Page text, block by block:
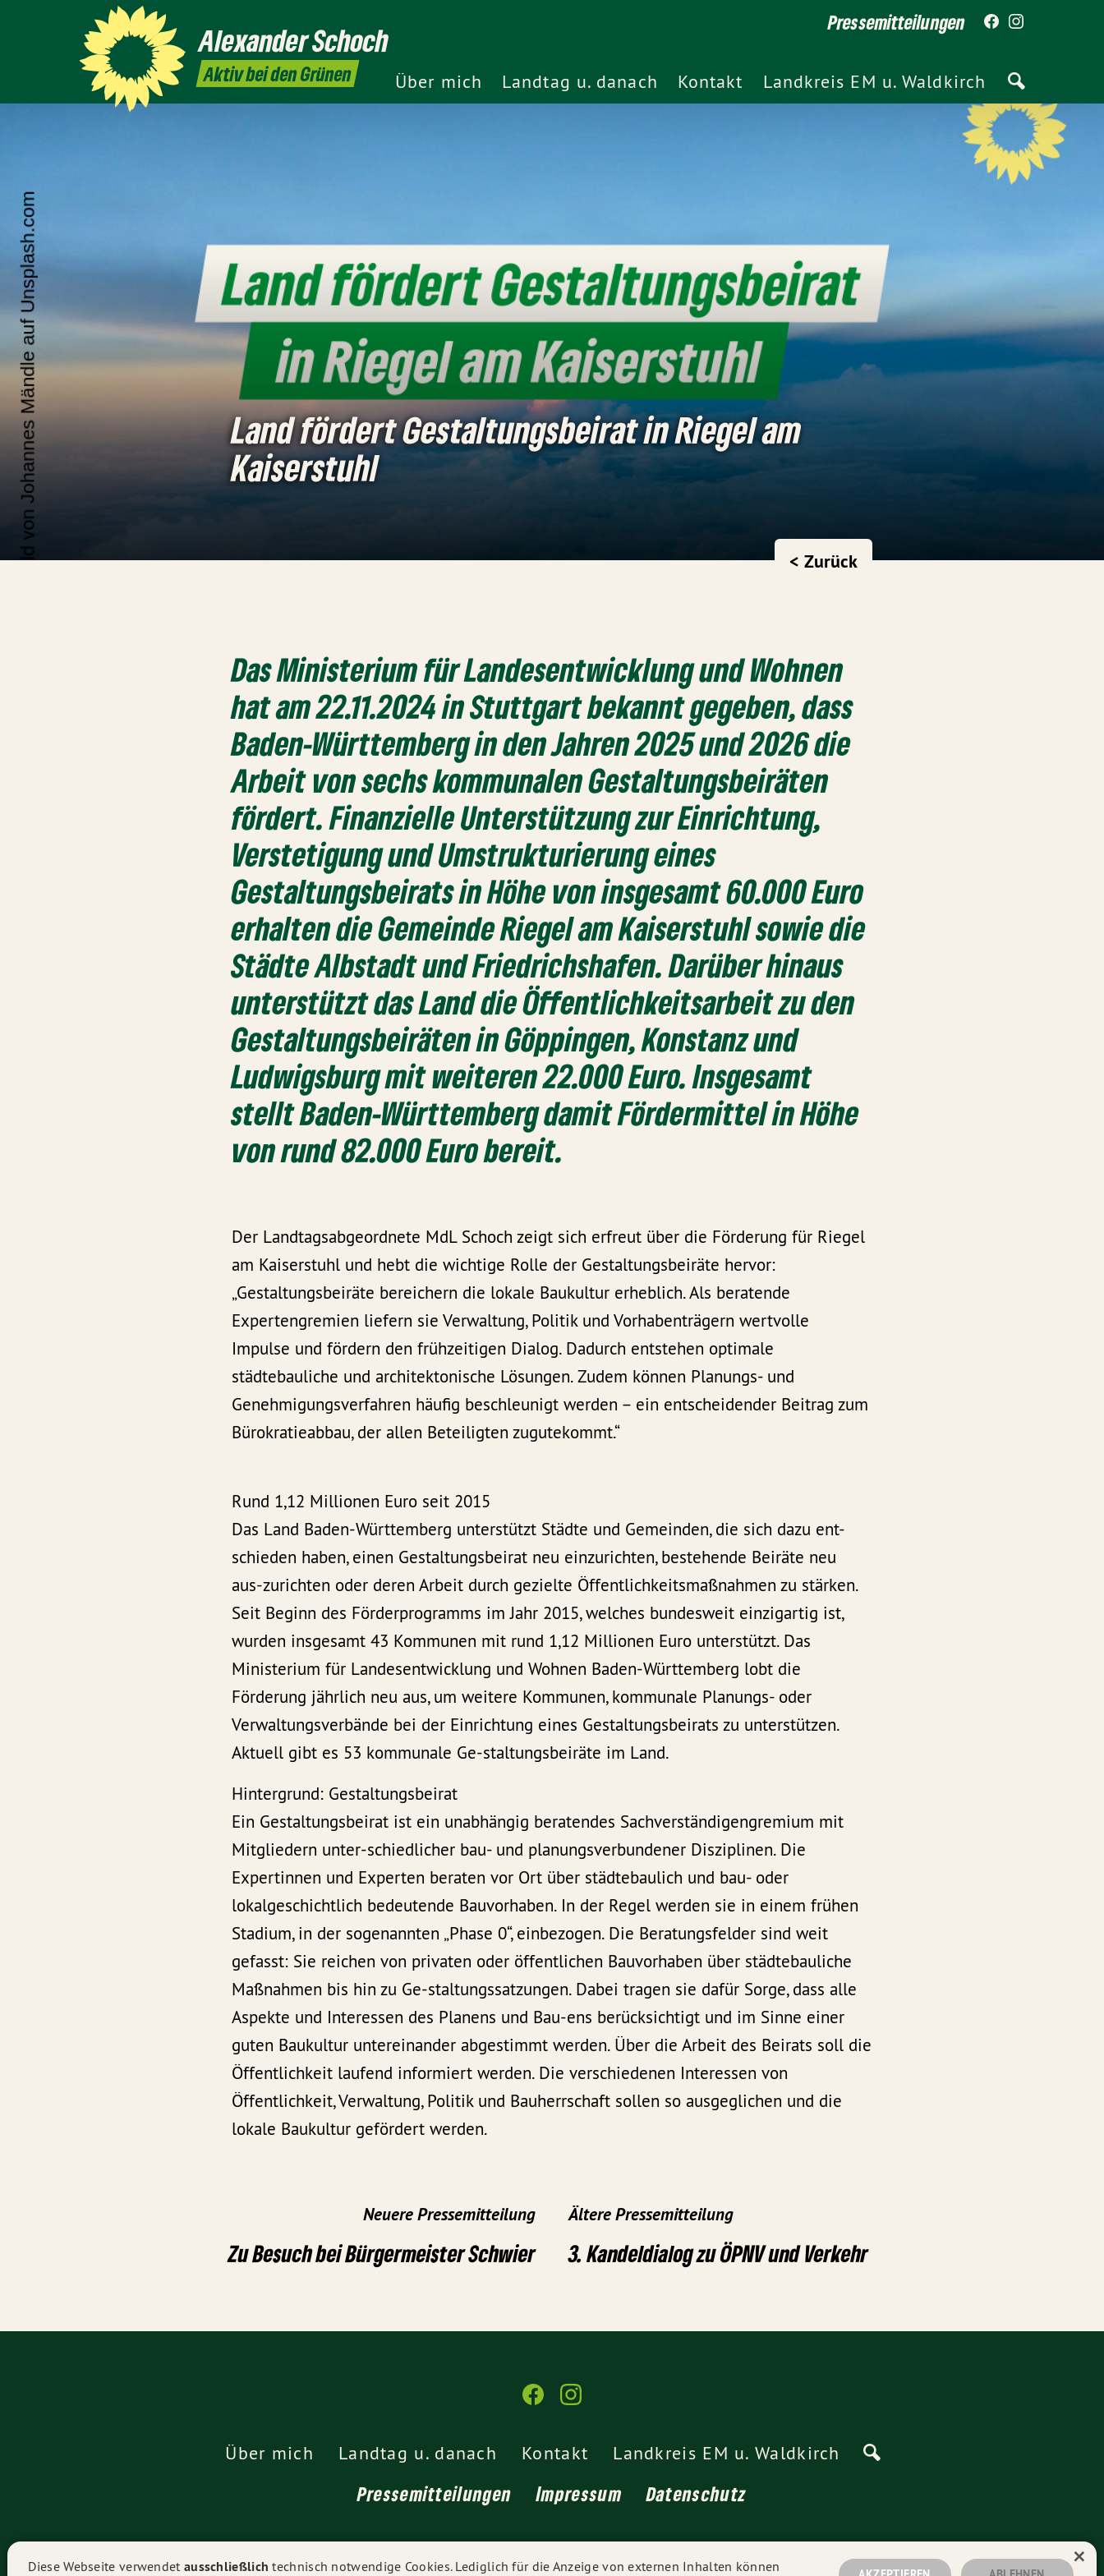
AlexanderSchoch
Aktiv bei den Grünen
Pressemitteilungen
Über mich Landtag u. danach Kontakt Landkreis EM u. Waldkirch
Land fördert Gestaltungsbeirat in Riegel am
Kaiserstuhl
< Zurück
Das Ministerium für Landesentwicklung und Wohnen
hat am 22.11.2024 in Stuttgart bekannt gegeben, dass
Baden-Württemberg in den Jahren 2025 und 2026 die
Arbeit von sechs kommunalen Gestaltungsbeiräten
fördert. Finanzielle Unterstützung zur Einrichtung,
Verstetigung und Umstrukturierung eines
Gestaltungsbeirats in Höhe von insgesamt 60.000 Euro
erhalten die Gemeinde Riegel am Kaiserstuhl sowie die
Städte Albstadt und Friedrichshafen. Darüber hinaus
unterstützt das Land die Öffentlichkeitsarbeit zu den
Gestaltungsbeiräten in Göppingen, Konstanz und
Ludwigsburg mit weiteren 22.000 Euro. Insgesamt
stellt Baden-Württemberg damit Fördermittel in Höhe
von rund 82.000 Euro bereit.
Der Landtagsabgeordnete MdL Schoch zeigt sich erfreut über die Förderung für Riegel
am Kaiserstuhl und hebt die wichtige Rolle der Gestaltungsbeiräte hervor:
„Gestaltungsbeiräte bereichern die lokale Baukultur erheblich. Als beratende
Expertengremien liefern sie Verwaltung, Politik und Vorhabenträgern wertvolle
Impulse und fördern den frühzeitigen Dialog. Dadurch entstehen optimale
städtebauliche und architektonische Lösungen. Zudem können Planungs- und
Genehmigungsverfahren häufig beschleunigt werden – ein entscheidender Beitrag zum
Bürokratieabbau, der allen Beteiligten zugutekommt.“
Rund 1,12 Millionen Euro seit 2015
Das Land Baden-Württemberg unterstützt Städte und Gemeinden, die sich dazu ent-
schieden haben, einen Gestaltungsbeirat neu einzurichten, bestehende Beiräte neu
aus-zurichten oder deren Arbeit durch gezielte Öffentlichkeitsmaßnahmen zu stärken.
Seit Beginn des Förderprogramms im Jahr 2015, welches bundesweit einzigartig ist,
wurden insgesamt 43 Kommunen mit rund 1,12 Millionen Euro unterstützt. Das
Ministerium für Landesentwicklung und Wohnen Baden-Württemberg lobt die
Förderung jährlich neu aus, um weitere Kommunen, kommunale Planungs- oder
Verwaltungsverbände bei der Einrichtung eines Gestaltungsbeirats zu unterstützen.
Aktuell gibt es 53 kommunale Ge-staltungsbeiräte im Land.
Hintergrund: Gestaltungsbeirat
Ein Gestaltungsbeirat ist ein unabhängig beratendes Sachverständigengremium mit
Mitgliedern unter-schiedlicher bau- und planungsverbundener Disziplinen. Die
Expertinnen und Experten beraten vor Ort über städtebaulich und bau- oder
lokalgeschichtlich bedeutende Bauvorhaben. In der Regel werden sie in einem frühen
Stadium, in der sogenannten „Phase 0“, einbezogen. Die Beratungsfelder sind weit
gefasst: Sie reichen von privaten oder öffentlichen Bauvorhaben über städtebauliche
Maßnahmen bis hin zu Ge-staltungssatzungen. Dabei tragen sie dafür Sorge, dass alle
Aspekte und Interessen des Planens und Bau-ens berücksichtigt und im Sinne einer
guten Baukultur untereinander abgestimmt werden. Über die Arbeit des Beirats soll die
Öffentlichkeit laufend informiert werden. Die verschiedenen Interessen von
Öffentlichkeit, Verwaltung, Politik und Bauherrschaft sollen so ausgeglichen und die
lokale Baukultur gefördert werden.
Neuere Pressemitteilung
Zu Besuch bei Bürgermeister Schwier
Ältere Pressemitteilung
3. Kandeldialog zu ÖPNV und Verkehr
Über mich Landtag u. danach Kontakt Landkreis EM u. Waldkirch
Pressemitteilungen Impressum Datenschutz
© 2026 Alexander Schoch - Alle Rechte vorbehalten.
Diese Webseite verwendet ausschließlich technisch notwendige Cookies. Lediglich für die Anzeige von externen Inhalten können
×